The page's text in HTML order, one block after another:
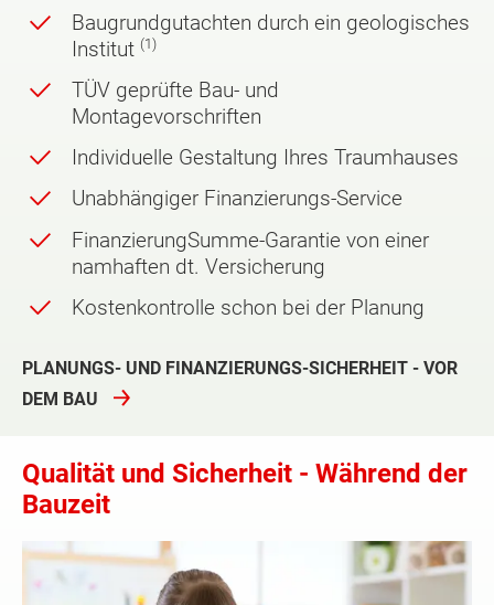
Baugrundgutachten durch ein geologisches
Institut (1)
TÜV geprüfte Bau- und
Montagevorschriften
Individuelle Gestaltung Ihres Traumhauses
Unabhängiger Finanzierungs-Service
FinanzierungSumme-Garantie von einer
namhaften dt. Versicherung
Kostenkontrolle schon bei der Planung
PLANUNGS- UND FINANZIERUNGS-SICHERHEIT - VOR
DEM BAU
Qualität und Sicherheit - Während der
Bauzeit